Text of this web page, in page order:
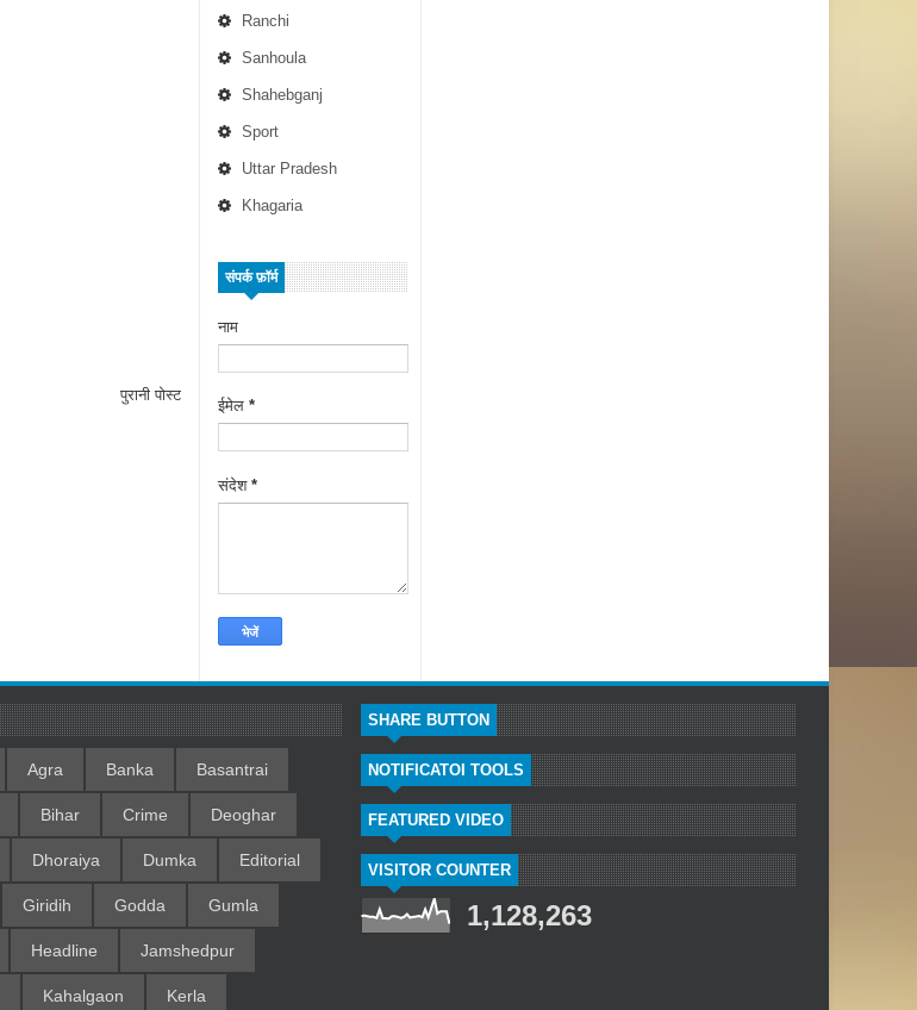
Ranchi
Sanhoula
Shahebganj
Sport
Uttar Pradesh
Khagaria
संपर्क फ़ॉर्म
नाम
ईमेल *
संदेश *
पुरानी पोस्ट
Agra Banka Basantrai
Bihar Crime Deoghar
Dhoraiya Dumka Editorial
Giridih Godda Gumla
Headline Jamshedpur
Kahalgaon Kerla
SHARE BUTTON
NOTIFICATOI TOOLS
FEATURED VIDEO
VISITOR COUNTER
1,128,263